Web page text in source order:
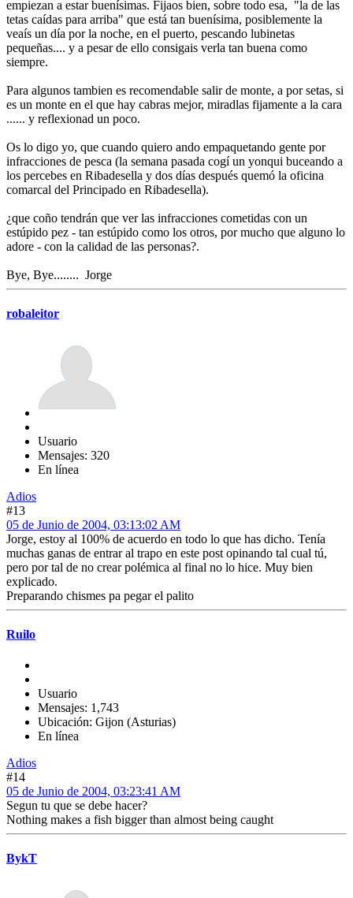
empiezan a estar buenísimas. Fijaos bien, sobre todo esa, "la de las
tetas caídas para arriba" que está tan buenísima, posiblemente la
veaís un día por la noche, en el puerto, pescando lubinetas
pequeñas.... y a pesar de ello consigais verla tan buena como
siempre.
Para algunos tambien es recomendable salir de monte, a por setas, si
es un monte en el que hay cabras mejor, miradlas fijamente a la cara
...... y reflexionad un poco.
Os lo digo yo, que cuando quiero ando empaquetando gente por
infracciones de pesca (la semana pasada cogí un yonqui buceando a
los percebes en Ribadesella y dos días después quemó la oficina
comarcal del Principado en Ribadesella).
¿que coño tendrán que ver las infracciones cometidas con un
estúpido pez - tan estúpido como los otros, por mucho que alguno lo
adore - con la calidad de las personas?.
Bye, Bye........ Jorge
robaleitor
Usuario
Mensajes: 320
En línea
Adios
#13
05 de Junio de 2004, 03:13:02 AM
Jorge, estoy al 100% de acuerdo en todo lo que has dicho. Tenía
muchas ganas de entrar al trapo en este post opinando tal cual tú,
pero por tal de no crear polémica al final no lo hice. Muy bien
explicado.
Preparando chismes pa pegar el palito
Ruilo
Usuario
Mensajes: 1,743
Ubicación: Gijon (Asturias)
En línea
Adios
#14
05 de Junio de 2004, 03:23:41 AM
Segun tu que se debe hacer?
Nothing makes a fish bigger than almost being caught
BykT